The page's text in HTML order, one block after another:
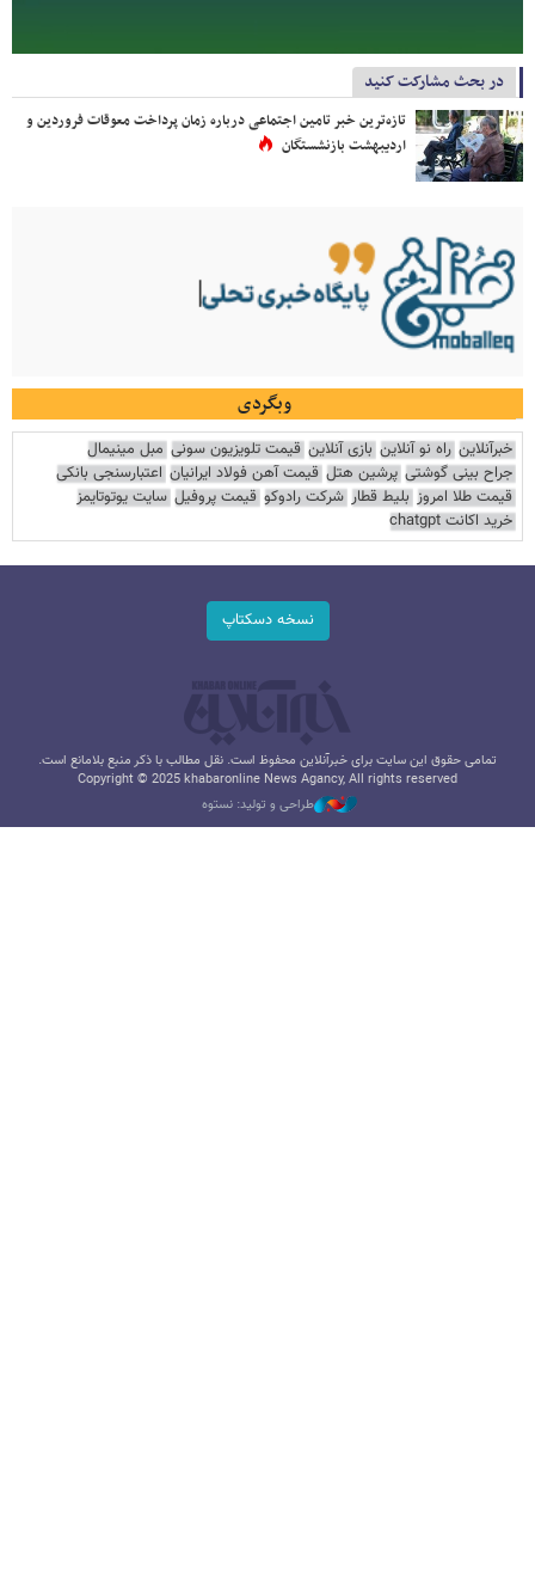
در بحث مشارکت کنید
تازه‌ترین خبر تامین اجتماعی درباره زمان پرداخت معوقات فروردین و
اردیبهشت بازنشستگان
وبگردی
خبرآنلاین راه نو آنلاین بازی آنلاین قیمت تلویزیون سونی مبل مینیمال
جراح بینی گوشتی پرشین هتل قیمت آهن فولاد ایرانیان اعتبارسنجی بانکی
قیمت طلا امروز بلیط قطار شرکت رادوکو قیمت پروفیل سایت یوتوتایمز
خرید اکانت chatgpt
نسخه دسکتاپ
تمامی حقوق این سایت برای خبرآنلاین محفوظ است. نقل مطالب با ذکر منبع بلامانع است.
Copyright © 2025 khabaronline News Agancy, All rights reserved
طراحی و تولید: نستوه